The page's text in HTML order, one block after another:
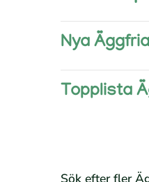
Nya
Topplista
Sök efter fler